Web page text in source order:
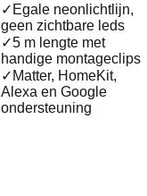
✓ Egale neonlichtlijn,
geen zichtbare leds
✓5 m lengte met
handige montageclips
✓ Matter, HomeKit,
Alexa en Google
ondersteuning